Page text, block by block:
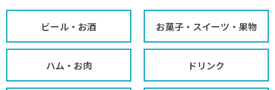
ビール・お酒 お菓子・スイーツ・果物
ハム・お肉 ドリンク